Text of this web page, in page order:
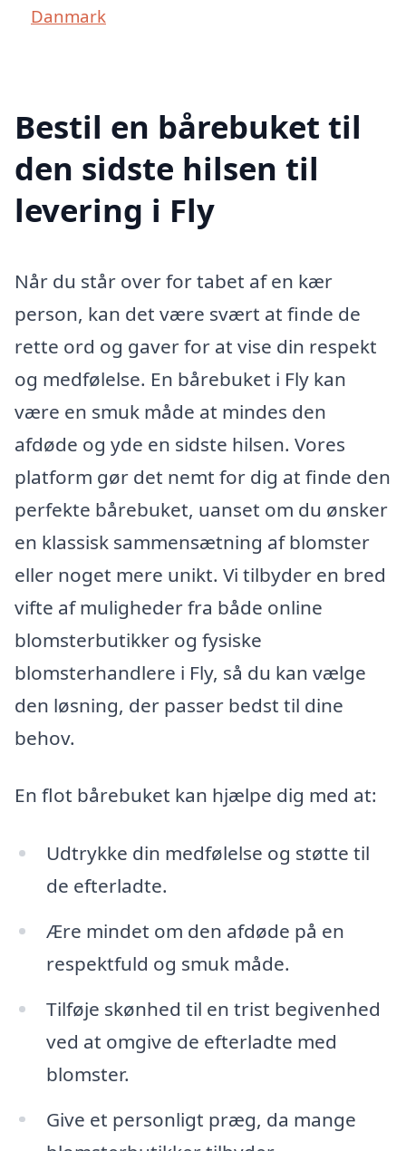
Danmark
Bestil en bårebuket til
den sidste hilsen til
levering i Fly
Når du står over for tabet af en kær
person, kan det være svært at finde de
rette ord og gaver for at vise din respekt
og medfølelse. En bårebuket i Fly kan
være en smuk måde at mindes den
afdøde og yde en sidste hilsen. Vores
platform gør det nemt for dig at finde den
perfekte bårebuket, uanset om du ønsker
en klassisk sammensætning af blomster
eller noget mere unikt. Vi tilbyder en bred
vifte af muligheder fra både online
blomsterbutikker og fysiske
blomsterhandlere i Fly, så du kan vælge
den løsning, der passer bedst til dine
behov.
En flot bårebuket kan hjælpe dig med at:
Udtrykke din medfølelse og støtte til
de efterladte.
Ære mindet om den afdøde på en
respektfuld og smuk måde.
Tilføje skønhed til en trist begivenhed
ved at omgive de efterladte med
blomster.
Give et personligt præg, da mange